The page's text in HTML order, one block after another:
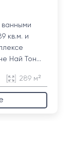
ванными
кв.м. и
Най Тон...
289 м²